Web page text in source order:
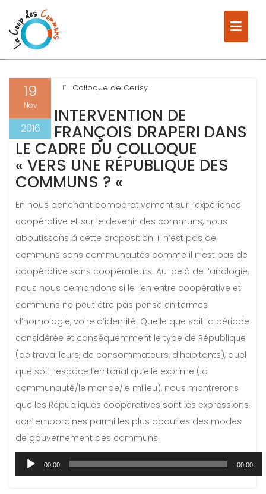
content
Home
Colloque de Cerisy
Entre la République coopérative et les biens communs – plus que des
affinités
19
Nov
2016
Colloque de Cerisy
INTERVENTION DE
FRANÇOIS DRAPERI DANS
LE CADRE DU COLLOQUE
« VERS UNE RÉPUBLIQUE DES
COMMUNS ? «
En nous penchant comparativement sur l’expérience
coopérative et sur le devenir des communs, nous
aboutissons à cette proposition: il n’est pas de
communs sans communautés comme il n’est pas de
coopérative sans coopérateurs. Au-delà de l’analogie,
nous nous demandons si le lien entre coopérative et
communs ne peut être pas pensé en termes
d’homologie, voire d’identité. Quelle que soit la période
considérée et conséquemment le type de République
(de travailleurs, de consommateurs, d’habitants), quel
que soit l’espace territorial qu’elle exprime (la
communauté/le monde/le milieu), nous montrerons
que les Républiques coopératives sont les expressions
contemporaines parmi les plus abouties des modes
de gouvernement des communs.
Lecteur
00:00 00:00